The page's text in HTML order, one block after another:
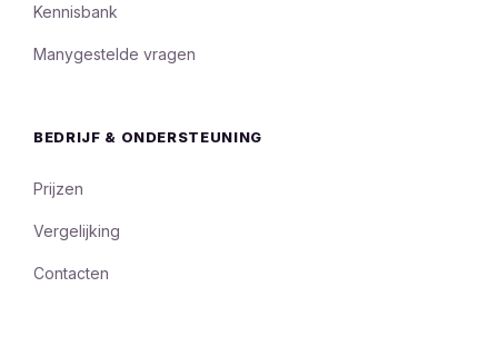
Kennisbank
Manygestelde vragen
BEDRIJF & ONDERSTEUNING
Prijzen
Vergelijking
Contacten